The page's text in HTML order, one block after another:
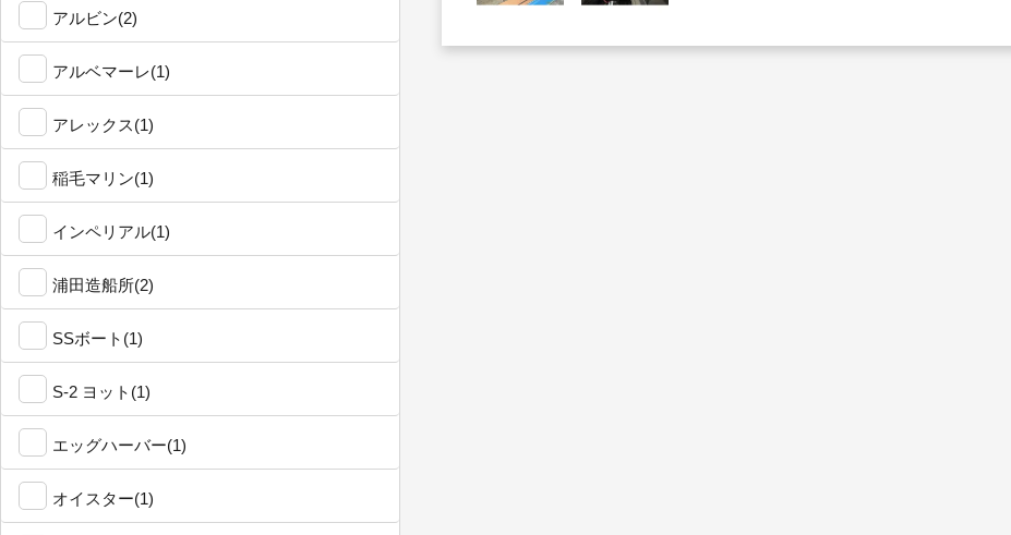
アルビン(2)
アルベマーレ(1)
アレックス(1)
稲毛マリン(1)
インペリアル(1)
浦田造船所(2)
SSボート(1)
S-2 ヨット(1)
エッグハーバー(1)
オイスター(1)